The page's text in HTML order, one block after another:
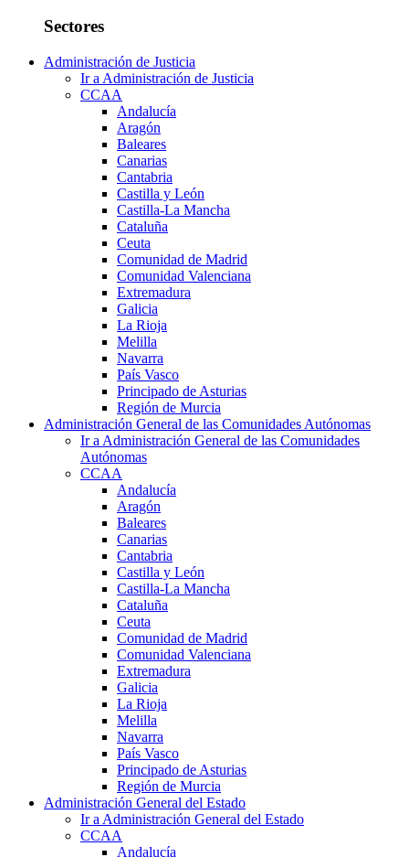
Sectores
Administración de Justicia
Ir a Administración de Justicia
CCAA
Andalucía
Aragón
Baleares
Canarias
Cantabria
Castilla y León
Castilla-La Mancha
Cataluña
Ceuta
Comunidad de Madrid
Comunidad Valenciana
Extremadura
Galicia
La Rioja
Melilla
Navarra
País Vasco
Principado de Asturias
Región de Murcia
Administración General de las Comunidades Autónomas
Ir a Administración General de las Comunidades
Autónomas
CCAA
Andalucía
Aragón
Baleares
Canarias
Cantabria
Castilla y León
Castilla-La Mancha
Cataluña
Ceuta
Comunidad de Madrid
Comunidad Valenciana
Extremadura
Galicia
La Rioja
Melilla
Navarra
País Vasco
Principado de Asturias
Región de Murcia
Administración General del Estado
Ir a Administración General del Estado
CCAA
Andalucía